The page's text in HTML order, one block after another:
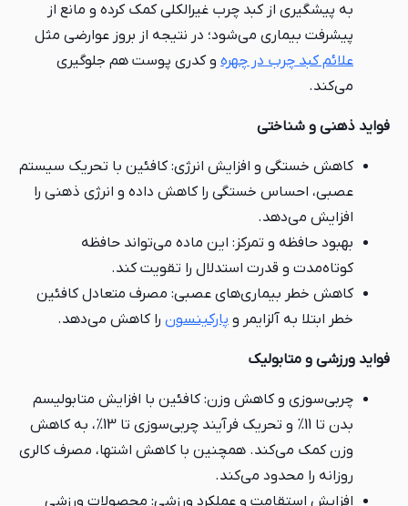
به پیشگیری از کبد چرب غیرالکلی کمک کرده و مانع از
پیشرفت بیماری می‌شود؛ در نتیجه از بروز عوارضی مثل
علائم کبد چرب در چهره و کدری پوست هم جلوگیری
می‌کند.
فواید ذهنی و شناختی
کاهش خستگی و افزایش انرژی: کافئین با تحریک سیستم
عصبی، احساس خستگی را کاهش داده و انرژی ذهنی را
افزایش می‌دهد.
بهبود حافظه و تمرکز: این ماده می‌تواند حافظه
کوتاه‌مدت و قدرت استدلال را تقویت کند.
کاهش خطر بیماری‌های عصبی: مصرف متعادل کافئین
خطر ابتلا به آلزایمر و پارکینسون را کاهش می‌دهد.
فواید ورزشی و متابولیک
چربی‌سوزی و کاهش وزن: کافئین با افزایش متابولیسم
بدن تا 11% و تحریک فرآیند چربی‌سوزی تا 13%، به کاهش
وزن کمک می‌کند. همچنین با کاهش اشتها، مصرف کالری
روزانه را محدود می‌کند.
افزایش استقامت و عملکرد ورزشی: محصولات ورزشی